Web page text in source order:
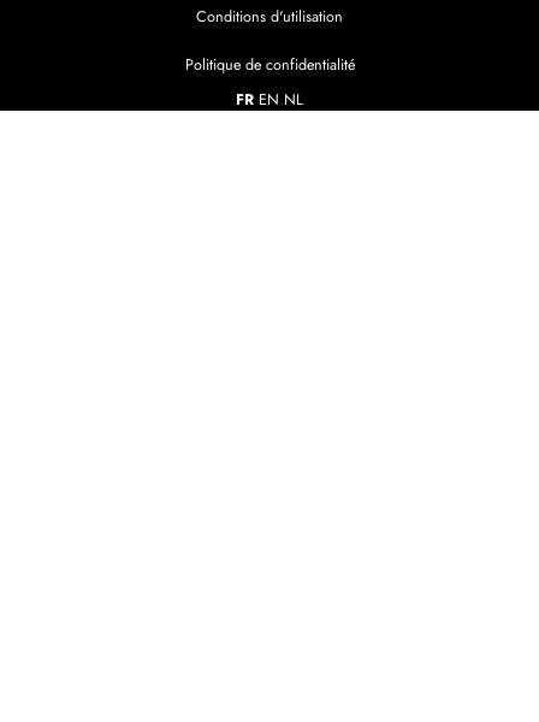
Conditions d'utilisation
Politique de confidentialité
FR EN NL